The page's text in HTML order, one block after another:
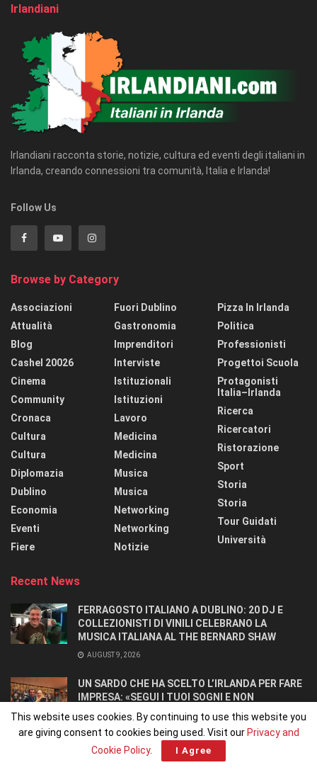
Irlandiani
Irlandiani racconta storie, notizie, cultura ed eventi degli italiani in
Irlanda, creando connessioni tra comunità, Italia e Irlanda!
Follow Us
Browse by Category
Associazioni
Attualità
Blog
Cashel 20026
Cinema
Community
Cronaca
Cultura
Cultura
Diplomazia
Dublino
Economia
Eventi
Fiere
Fuori Dublino
Gastronomia
Imprenditori
Interviste
Istituzionali
Istituzioni
Lavoro
Medicina
Medicina
Musica
Musica
Networking
Networking
Notizie
Pizza In Irlanda
Politica
Professionisti
Progettoi Scuola
Protagonisti
Italia–Irlanda
Ricerca
Ricercatori
Ristorazione
Sport
Storia
Storia
Tour Guidati
Università
Recent News
FERRAGOSTO ITALIANO A DUBLINO: 20 DJ E
COLLEZIONISTI DI VINILI CELEBRANO LA
MUSICA ITALIANA AL THE BERNARD SHAW
AUGUST 9, 2026
UN SARDO CHE HA SCELTO L’IRLANDA PER FARE
IMPRESA: «SEGUI I TUOI SOGNI E NON
RINUNCIARCI». SI CONOSCONO IN UN OSTELLO.
AUGUST 8, 2026
This website uses cookies. By continuing to use this website you
are giving consent to cookies being used. Visit our Privacy and
Cookie Policy. I Agree